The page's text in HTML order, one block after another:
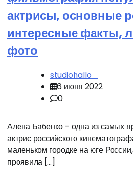
актрисы, основные
интересные факты,
фото
studiohallo_
6 июня 2022
0
Алена Бабенко – одна из самых
актрис российского
маленьком городке на юге
проявила […]